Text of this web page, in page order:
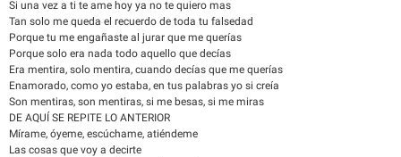
Si una vez a ti te ame hoy ya no te quiero mas
Tan solo me queda el recuerdo de toda tu falsedad
Porque tu me engañaste al jurar que me querías
Porque solo era nada todo aquello que decías
Era mentira, solo mentira, cuando decías que me querías
Enamorado, como yo estaba, en tus palabras yo si creía
Son mentiras, son mentiras, si me besas, si me miras
DE AQUÍ SE REPITE LO ANTERIOR
Mírame, óyeme, escúchame, atiéndeme
Las cosas que voy a decirte